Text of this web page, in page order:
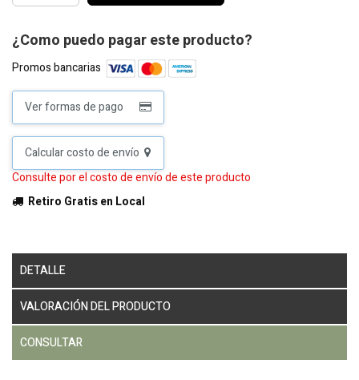
¿Como puedo pagar este producto?
Promos bancarias
Ver formas de pago
Calcular costo de envío
Consulte por el costo de envío de este producto
Retiro Gratis en Local
DETALLE
VALORACIÓN DEL PRODUCTO
CONSULTAR